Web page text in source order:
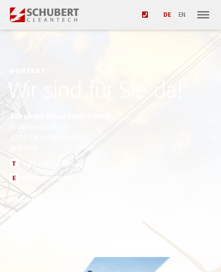
DE EN
Wir sind für Sie da!
Schubert CleanTech GmbH
Industriestraße 3
T +43 2747 2535 0
E office@schubert.tech
ANFAHRT
ANSPRECHPARTNER